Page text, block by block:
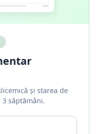
și starea de
săptămâni.